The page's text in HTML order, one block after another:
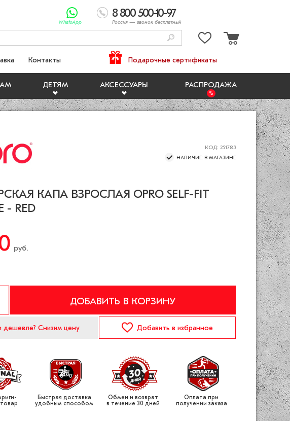
8 800 500-10-97
Россия — звонок бесплатный
WhatsApp
ДЕТЯМ АКСЕССУАРЫ РАСПРОДАЖА
Контакты Подарочные сертификаты
КОД: 251783
НАЛИЧИЕ: В МАГАЗИНЕ
КАПА ВЗРОСЛАЯ OPRO SELF-FIT
- RED
руб.
ДОБАВИТЬ В КОРЗИНУ
дешевле? Снизим цену Добавить в избранное
Быстрая доставка
удобным способом
Обмен и возврат
в течение 30 дней
Оплата при
получении заказа